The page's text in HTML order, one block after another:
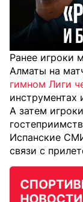
Ранее игроки
Алматы на
гимном Лиги
инструментах
А затем
Испанские
связи с